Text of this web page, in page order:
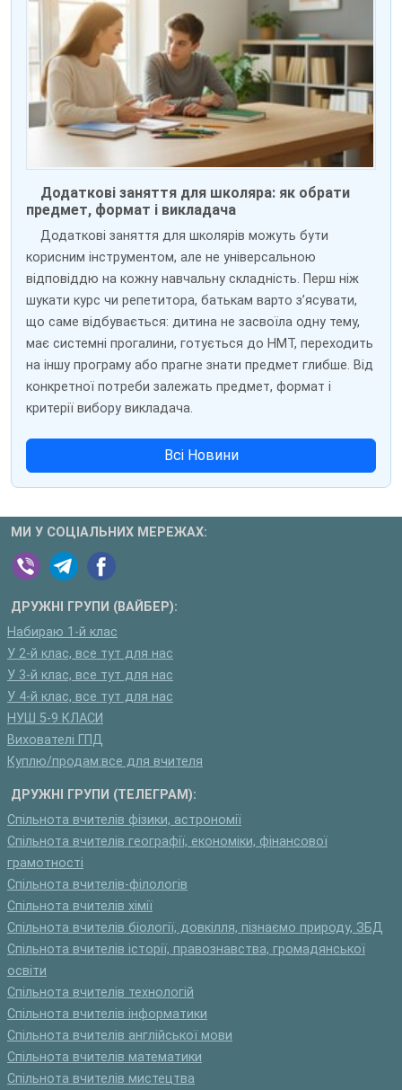
Додаткові заняття для школяра: як обрати
предмет, формат і викладача
Додаткові заняття для школярів можуть бути
корисним інструментом, але не універсальною
відповіддю на кожну навчальну складність. Перш ніж
шукати курс чи репетитора, батькам варто з’ясувати,
що саме відбувається: дитина не засвоїла одну тему,
має системні прогалини, готується до НМТ, переходить
на іншу програму або прагне знати предмет глибше. Від
конкретної потреби залежать предмет, формат і
критерії вибору викладача.
Всі Новини
МИ У СОЦІАЛЬНИХ МЕРЕЖАХ:
ДРУЖНІ ГРУПИ (ВАЙБЕР):
Набираю 1-й клас
У 2-й клас, все тут для нас
У 3-й клас, все тут для нас
У 4-й клас, все тут для нас
НУШ 5-9 КЛАСИ
Вихователі ГПД
Куплю/продам:все для вчителя
ДРУЖНІ ГРУПИ (ТЕЛЕГРАМ):
Спільнота вчителів фізики, астрономії
Спільнота вчителів географії, економіки, фінансової
грамотності
Спільнота вчителів-філологів
Спільнота вчителів хімії
Спільнота вчителів біології, довкілля, пізнаємо природу, ЗБД
Спільнота вчителів історії, правознавства, громадянської
освіти
Спільнота вчителів технологій
Спільнота вчителів інформатики
Спільнота вчителів англійської мови
Спільнота вчителів математики
Спільнота вчителів мистецтва